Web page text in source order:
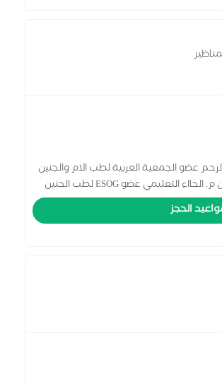
عضو الجمعية العربية لطب الام والجنين
عضو جمعية alexia لجراحات المناظير المتقدمة دبلومة سونار طب الجنين م. الجااء التعليمي عضو ESOG لطب الجنين
دبلومة الحقن المجهري المعتمدة من American association of continuous learning دبلومة الحقن المجهري منالحجز